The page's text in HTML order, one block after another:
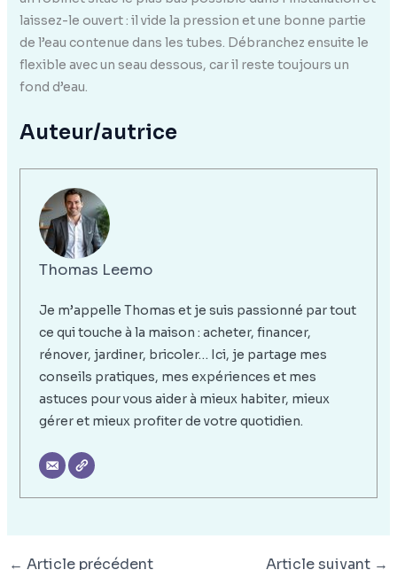
laissez-le ouvert : il vide la pression et une bonne partie
de l’eau contenue dans les tubes. Débranchez ensuite le
flexible avec un seau dessous, car il reste toujours un
fond d’eau.
Auteur/autrice
Thomas Leemo
Je m’appelle Thomas et je suis passionné par tout
ce qui touche à la maison : acheter, financer,
rénover, jardiner, bricoler… Ici, je partage mes
conseils pratiques, mes expériences et mes
astuces pour vous aider à mieux habiter, mieux
gérer et mieux profiter de votre quotidien.
← Article précédent Article suivant →